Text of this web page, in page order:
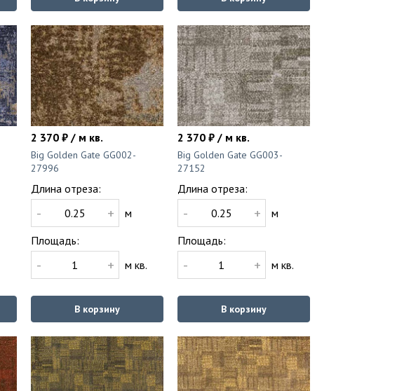
2 370 ₽ / м кв.
Big Golden Gate GG002-
27996
Длина отреза:
- +
м
Площадь:
- + м кв.
В корзину
2 370 ₽ / м кв.
Big Golden Gate GG003-
27152
Длина отреза:
- +
м
Площадь:
- + м кв.
В корзину